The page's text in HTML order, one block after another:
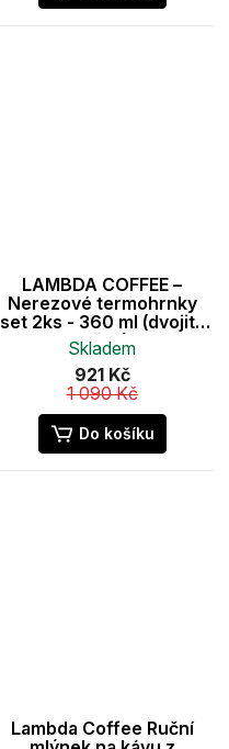
LAMBDA COFFEE –
Nerezové termohrnky
set 2ks - 360 ml (dvojitá
stěna)
Skladem
921 Kč
1 090 Kč
Do košíku
Lambda Coffee Ruční